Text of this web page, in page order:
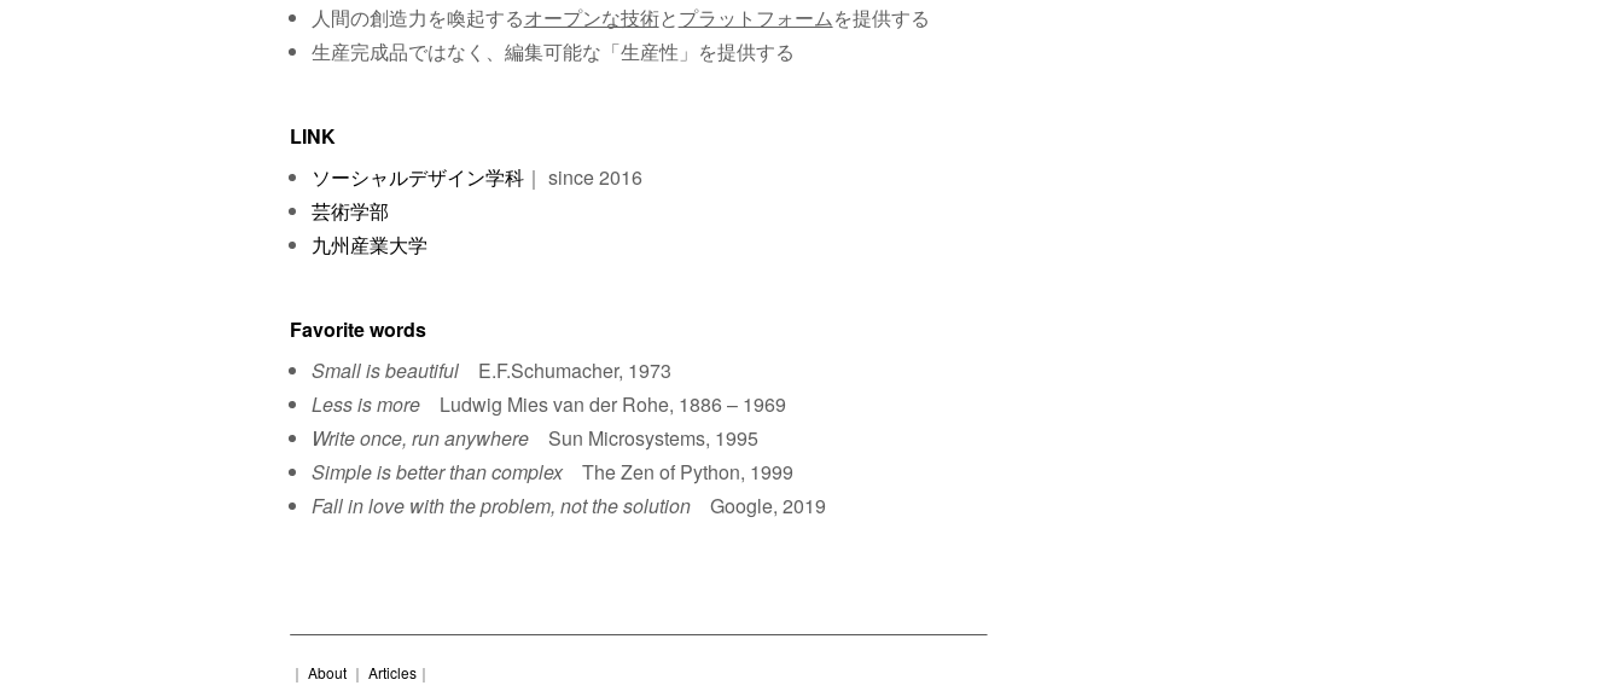
人間の創造力を喚起するオープンな技術とプラットフォームを提供する
生産完成品ではなく、編集可能な「生産性」を提供する
LINK
ソーシャルデザイン学科｜ since 2016
芸術学部
九州産業大学
Favorite words
Small is beautifulE.F.Schumacher, 1973
Less is moreLudwig Mies van der Rohe, 1886 – 1969
Write once, run anywhereSun Microsystems, 1995
Simple is better than complexThe Zen of Python, 1999
Fall in love with the problem, not the solutionGoogle, 2019
｜ About ｜ Articles ｜